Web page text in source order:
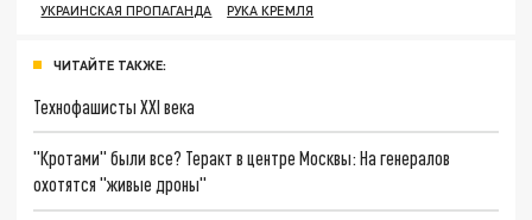
УКРАИНСКАЯ ПРОПАГАНДА
РУКА КРЕМЛЯ
ЧИТАЙТЕ ТАКЖЕ:
Технофашисты XXI века
"Кротами" были все? Теракт в центре Москвы: На генералов
охотятся "живые дроны"